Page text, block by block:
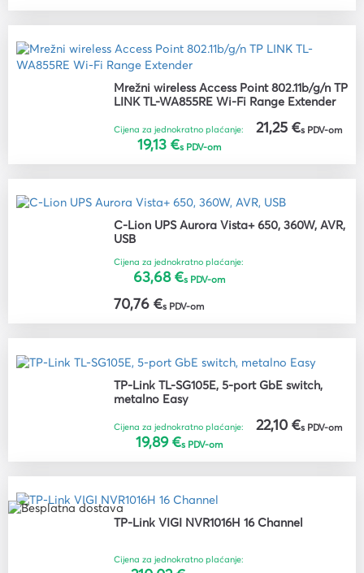
Mrežni wireless Access Point 802.11b/g/n TP
LINK TL-WA855RE Wi-Fi Range Extender
Cijena za jednokratno plaćanje:
19,13 €s PDV-om
21,25 €s PDV-om
C-Lion UPS Aurora Vista+ 650, 360W, AVR,
USB
Cijena za jednokratno plaćanje:
63,68 €s PDV-om
70,76 €s PDV-om
TP-Link TL-SG105E, 5-port GbE switch,
metalno Easy
Cijena za jednokratno plaćanje:
19,89 €s PDV-om
22,10 €s PDV-om
TP-Link VIGI NVR1016H 16 Channel
Cijena za jednokratno plaćanje: